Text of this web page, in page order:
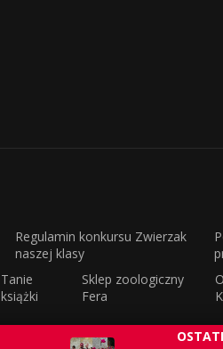
Regulamin konkursu Zwierzak
naszej klasy
Tanie
książki
Sklep zoologiczny
Fera